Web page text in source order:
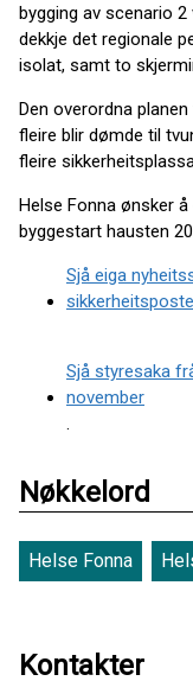
bygging av scenario
dekkje det regionale
isolat, samt to
Den overordna
fleire blir dømde til
fleire
Helse Fonna ønsker
byggestart hausten
Sjå eiga
Sjå styresaka
november
.
Nøkkelord
Helse Fonna
Kontakter